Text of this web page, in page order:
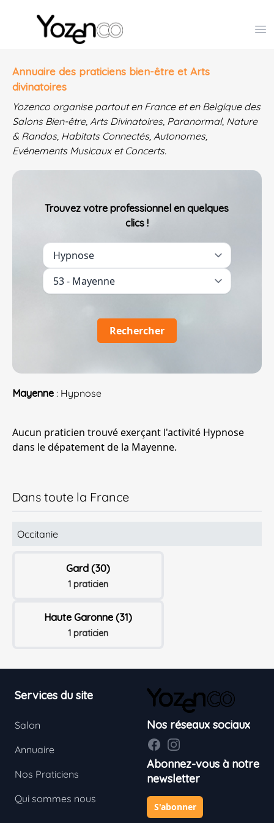
Yozenco - Organisateur de Salons, Evénements et
Annuaire des praticiens bien-être et Arts
divinatoires
Yozenco organise partout en France et en Belgique des
Salons Bien-être, Arts Divinatoires, Paranormal, Nature
& Randos, Habitats Connectés, Autonomes,
Evénements Musicaux et Concerts.
Trouvez votre professionnel en quelques
clics !
Rechercher
Mayenne : Hypnose
Aucun praticien trouvé exerçant l'activité Hypnose
dans le dépatement de la Mayenne.
Dans toute la France
Occitanie
Gard (30)
1 praticien
Haute Garonne (31)
1 praticien
Services du site
Salon
Annuaire
Nos Praticiens
Qui sommes nous
Nos réseaux sociaux
FacebookInstagram
Abonnez-vous à notre
newsletter
S'abonner